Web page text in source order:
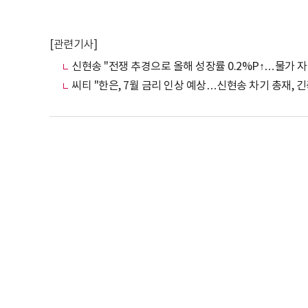
[관련기사]
신현송 "전쟁 추경으로 올해 성장률 0.2%P↑…물가
씨티 "한은, 7월 금리 인상 예상…신현송 차기 총재,